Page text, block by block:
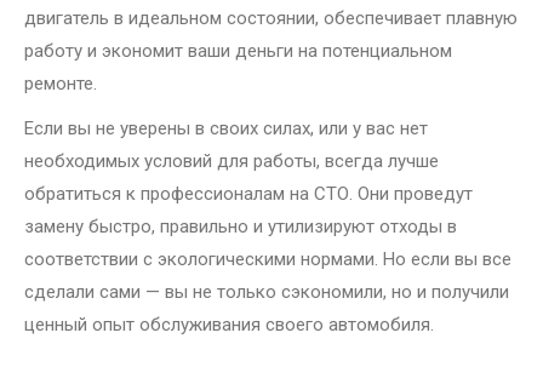
двигатель в идеальном состоянии, обеспечивает плавную
работу и экономит ваши деньги на потенциальном
ремонте.
Если вы не уверены в своих силах, или у вас нет
необходимых условий для работы, всегда лучше
обратиться к профессионалам на СТО. Они проведут
замену быстро, правильно и утилизируют отходы в
соответствии с экологическими нормами. Но если вы все
сделали сами — вы не только сэкономили, но и получили
ценный опыт обслуживания своего автомобиля.